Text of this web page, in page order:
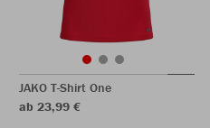
JAKO T-Shirt One
ab 23,99 €